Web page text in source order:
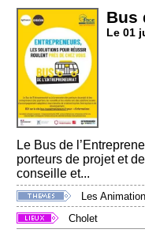
Bus
Le 01
Le Bus de
porteurs de projet et
conseille et...
Les
Cholet